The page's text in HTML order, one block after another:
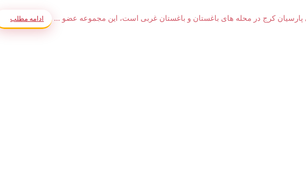
پارسیان کرج در محله های باغستان و باغستان غربی است، این مجموعه عضو ... ادامه مطلب